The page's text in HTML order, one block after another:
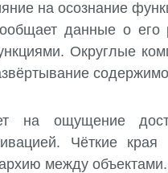
на осознание
данные о
Округлые
на ощущение
Чёткие
между объектами.